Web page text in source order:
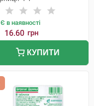
Є в наявності
16.60 грн
КУПИТИ